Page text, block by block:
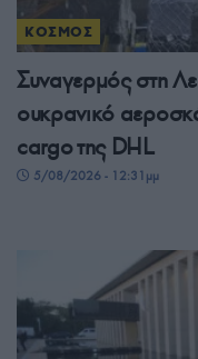
ΚΟΣΜΟΣ
Συναγερμός στη
ουκρανικό
cargo της DHL
5/08/2026 - 12:31μμ